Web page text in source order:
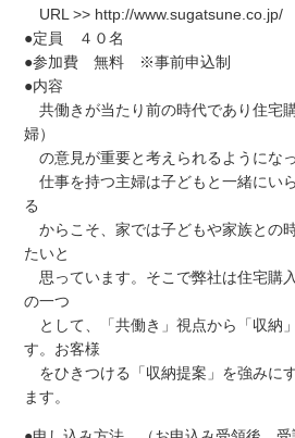
URL >> http://www.sugatsune.co.jp/
●定員 ４０名
●参加費 無料 ※事前申込制
●内容
共働きが当たり前の時代であり住宅
婦）
の意見が重要と考えられるようにな
仕事を持つ主婦は子どもと一緒にい
る
からこそ、家では子どもや家族との
たいと
思っています。そこで弊社は住宅購
の一つ
として、「共働き」視点から「収納
す。お客様
をひきつける「収納提案」を強みに
ます。